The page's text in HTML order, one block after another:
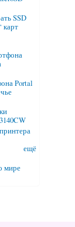
SSD
карт
Portal
ещё